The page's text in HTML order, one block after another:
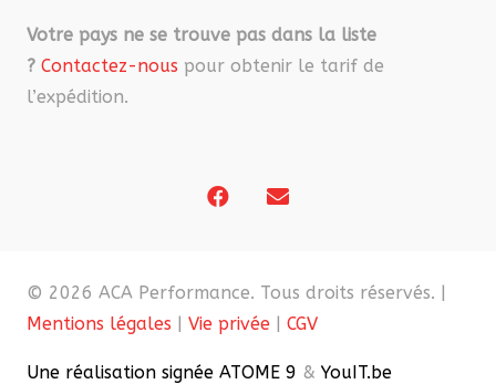
Votre pays ne se trouve pas dans la liste
? Contactez-nous pour obtenir le tarif de
l’expédition.
© 2026 ACA Performance. Tous droits réservés. |
Mentions légales | Vie privée | CGV
Une réalisation signée ATOME 9 & YouIT.be